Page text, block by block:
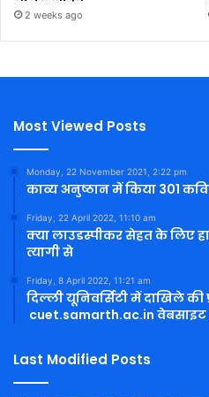
2 weeks ago
Most Viewed Posts
Monday, 22 November 2021, 2:22 pm
काव्य अनुष्ठान में किया 301
Friday, 22 April 2022, 11:10 am
क्या लाउडस्पीकर सेहत के लिए
त्यागी से
Friday, 8 April 2022, 11:21 am
दिल्ली यूनिवर्सिटी में दाखिले की
cuet.samarth.ac.in वेबसाइट
Last Modified Posts